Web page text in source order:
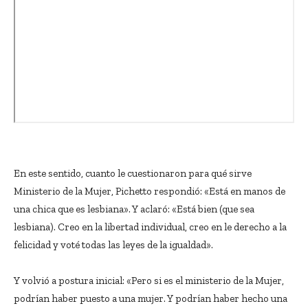
En este sentido, cuanto le cuestionaron para qué sirve
Ministerio de la Mujer, Pichetto respondió: «Está en manos de
una chica que es lesbiana». Y aclaró: «Está bien (que sea
lesbiana). Creo en la libertad individual, creo en le derecho a la
felicidad y voté todas las leyes de la igualdad».
Y volvió a postura inicial: «Pero si es el ministerio de la Mujer,
podrían haber puesto a una mujer. Y podrían haber hecho una